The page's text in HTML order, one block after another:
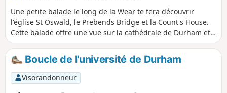
Une petite balade le long de la Wear te fera découvrir
l'église St Oswald, le Prebends Bridge et la Count's House.
Cette balade offre une vue sur la cathédrale de Durham et
le Fulling Mill sur la péninsule et passe devant la seule
porte restante des remparts de la ville.
Boucle de l'université de Durham
Visorandonneur